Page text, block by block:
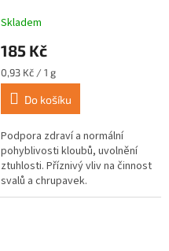
Skladem
185 Kč
Měrná
cena:
0,93 Kč / 1 g
Do košíku
Podpora zdraví a normální
pohyblivosti kloubů, uvolnění
ztuhlosti. Příznivý vliv na činnost
svalů a chrupavek.